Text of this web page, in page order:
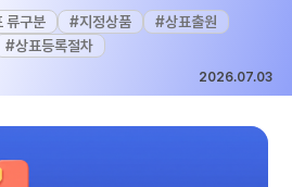
류구분 #지정상품 #상표출원
#상표등록절차
2026.07.03